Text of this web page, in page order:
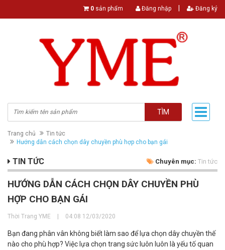
0 sản phẩm Đăng nhập Đăng ký
TÌM
Trang chủ
Tin tức
H­ướng dẫn cách chọn dây chuyền phù hợp cho bạn gái
TIN TỨC Chuyên mục: Tin tức
H­ƯỚNG DẪN CÁCH CHỌN DÂY CHUYỀN PHÙ
HỢP CHO BẠN GÁI
Thời Trang YME 04:08 12/03/2020
Bạn đang phân vân không biết làm sao để lựa chọn dây chuyền thế
nào cho phù hợp? Việc lựa chọn trang sức luôn luôn là yếu tố quan